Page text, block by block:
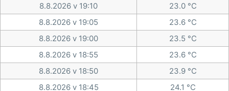
8.8.2026 v 19:10
23.0 °C
8.8.2026 v 19:05
23.6 °C
8.8.2026 v 19:00
23.5 °C
8.8.2026 v 18:55
23.6 °C
8.8.2026 v 18:50
23.9 °C
8.8.2026 v 18:45
24.1 °C